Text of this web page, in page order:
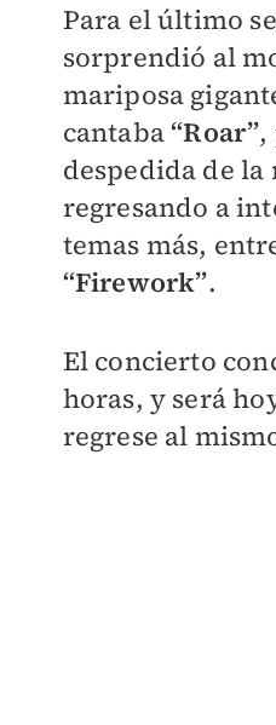
Para el último
sorprendió al
mariposa
cantaba“Roar”,
despedida de la
regresando a
temas más,
“Firework”.
El concierto
horas, y será
regrese al